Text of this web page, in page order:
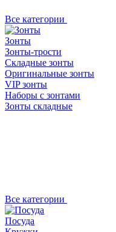
Все категории
Зонты
Зонты-трости
Складные зонты
Оригинальные зонты
VIP зонты
Наборы с зонтами
Зонты складные
Все категории
Посуда